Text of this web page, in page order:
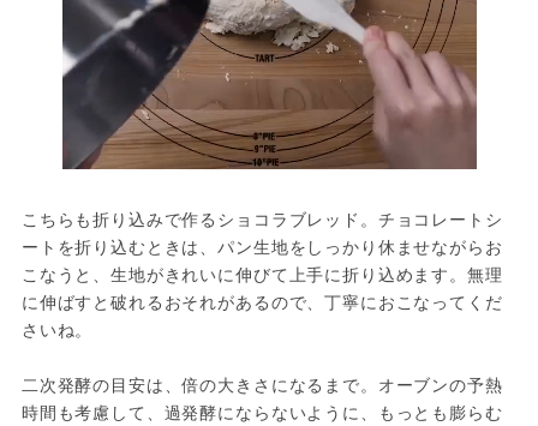
こちらも折り込みで作るショコラブレッド。チョコレートシ
ートを折り込むときは、パン生地をしっかり休ませながらお
こなうと、生地がきれいに伸びて上手に折り込めます。無理
に伸ばすと破れるおそれがあるので、丁寧におこなってくだ
さいね。
二次発酵の目安は、倍の大きさになるまで。オーブンの予熱
時間も考慮して、過発酵にならないように、もっとも膨らむ